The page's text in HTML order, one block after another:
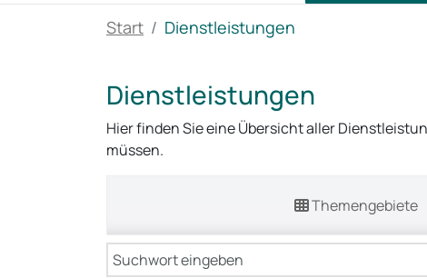
Start Dienstleistungen
Dienstleistungen
Hier finden Sie eine Übersicht aller
müssen.
Themengebiete